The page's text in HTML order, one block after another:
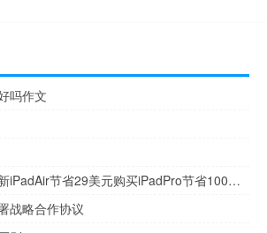
吗作文
最佳iPad优惠购买新iPadAir节省29美元购买iPadPro节省100美元
战略合作协议